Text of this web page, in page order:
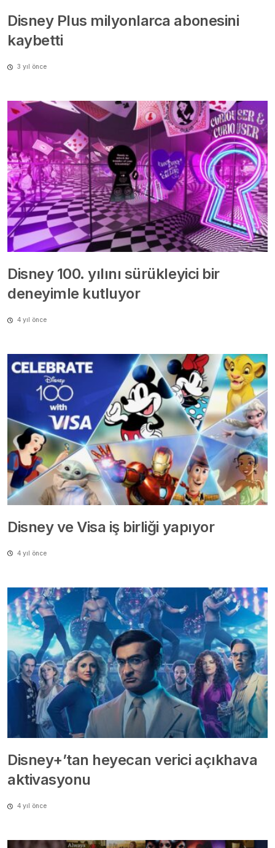
Disney Plus milyonlarca abonesini
kaybetti
3 yıl önce
Disney 100. yılını sürükleyici bir
deneyimle kutluyor
4 yıl önce
Disney ve Visa iş birliği yapıyor
4 yıl önce
Disney+’tan heyecan verici açıkhava
aktivasyonu
4 yıl önce